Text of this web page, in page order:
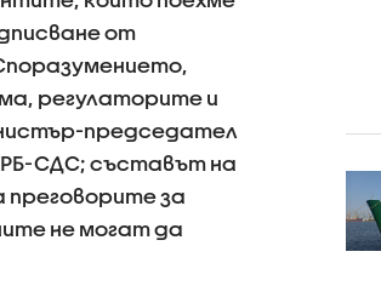
от
регулаторите и
председател
СДС; съставът на
за
не могат да